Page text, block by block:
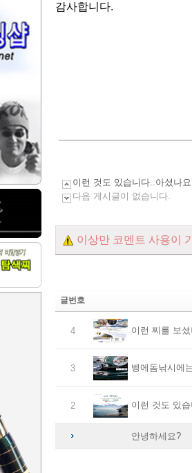
감사합니다.
이런 것도 있습니다..아셨나
다음 게시글이 없습니다.
이상만 코멘트 사용이
글번호
4 이런 찌를 보
3 벵에돔낚시에
2 이런 것도 있
안녕하세요?